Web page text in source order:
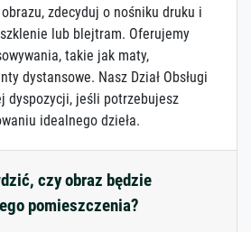
zdecyduj o nośniku druku i
lub blejtram. Oferujemy
takie jak maty,
dystansowe. Nasz Dział Obsługi
dyspozycji, jeśli potrzebujesz
idealnego dzieła.
czy obraz będzie
pomieszczenia?